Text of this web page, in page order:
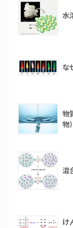
水
な
物
物
混
け